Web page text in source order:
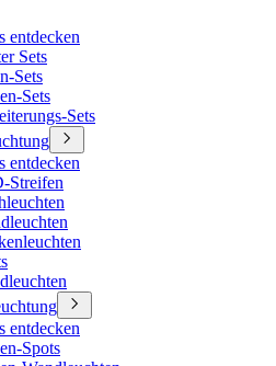
entdecken
Sets
Sets
Sets
Sets
entdecken
Streifen
entdecken
Spots